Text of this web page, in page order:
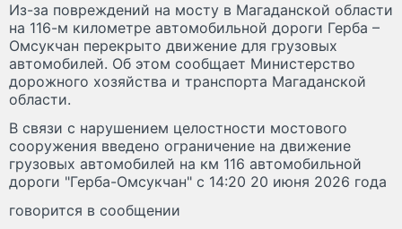
Из-за повреждений на мосту в Магаданской области
на 116-м километре автомобильной дороги Герба –
Омсукчан перекрыто движение для грузовых
автомобилей. Об этом сообщает Министерство
дорожного хозяйства и транспорта Магаданской
области.
В связи с нарушением целостности мостового
сооружения введено ограничение на движение
грузовых автомобилей на км 116 автомобильной
дороги "Герба-Омсукчан" с 14:20 20 июня 2026 года
говорится в сообщении